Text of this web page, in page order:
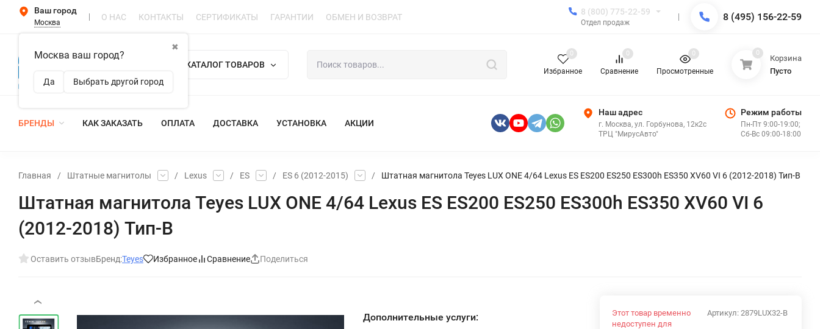
Ваш город
Москва
✖
Москва ваш город?
Да Выбрать другой город
О НАС КОНТАКТЫ СЕРТИФИКАТЫ ГАРАНТИИ ОБМЕН И ВОЗВРАТ
8 (800) 775-22-59
Отдел продаж 8 (495) 156-22-59
КАТАЛОГ ТОВАРОВ
Избранное
0
Сравнение
0
Просмотренные
0 0
Корзина
Пусто
БРЕНДЫ КАК ЗАКАЗАТЬ ОПЛАТА ДОСТАВКА УСТАНОВКА АКЦИИ
Наш адрес
г. Москва, ул. Горбунова, 12к2с
ТРЦ "МирусАвто"
Режим работы
Пн-Пт 9:00-19:00;
Сб-Вс 09:00-18:00
Главная / Штатные магнитолы / Lexus / ES / ES 6 (2012-2015) / Штатная магнитола Teyes LUX ONE 4/64 Lexus ES ES200 ES250 ES300h ES350 XV60 VI 6 (2012-2018) Тип-B
Штатная магнитола Teyes LUX ONE 4/64 Lexus ES ES200 ES250 ES300h ES350 XV60 VI 6
(2012-2018) Тип-B
Оставить отзывБренд:Teyes Избранное Сравнение Поделиться
‹
Дополнительные услуги: Артикул: 2879LUX32-B
Этот товар временно
недоступен для